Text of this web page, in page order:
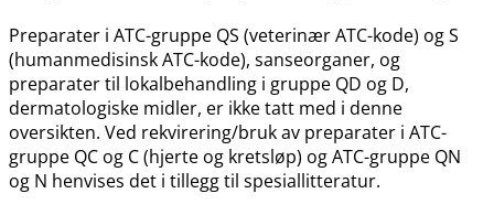
Preparater i ATC-gruppe QS (veterinær ATC-kode) og S
(humanmedisinsk ATC-kode), sanseorganer, og
preparater til lokalbehandling i gruppe QD og D,
dermatologiske midler, er ikke tatt med i denne
oversikten. Ved rekvirering​/​bruk av preparater i ATC-
gruppe QC og C (hjerte og kretsløp) og ATC-gruppe QN
og N henvises det i tillegg til spesiallitteratur.